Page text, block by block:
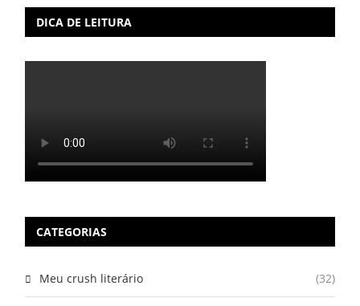
DICA DE LEITURA
CATEGORIAS
Meu crush literário (32)